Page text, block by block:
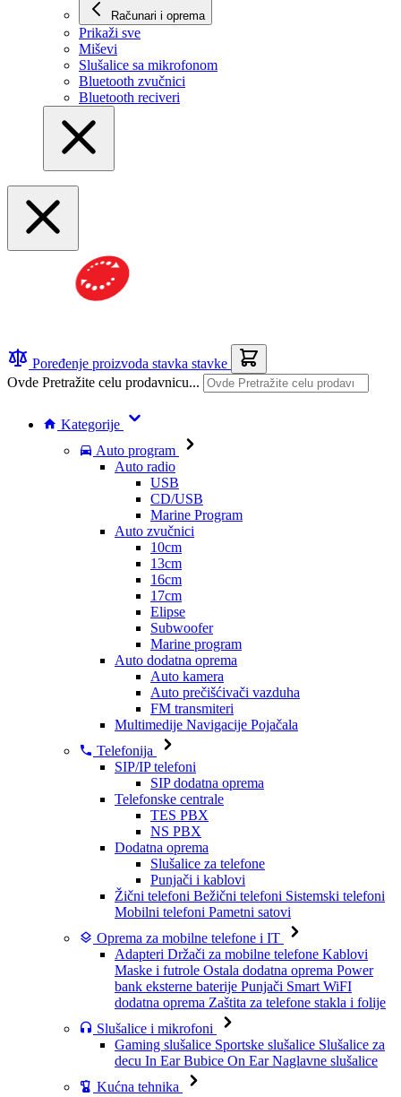
Računari i oprema
Prikaži svе
Miševi
Slušalice sa mikrofonom
Bluetooth zvučnici
Bluetooth reciveri
Poređenje proizvoda stavka stavke
Ovde Pretražite celu prodavnicu...
Kategorije
Auto program
Auto radio
USB
CD/USB
Marine Program
Auto zvučnici
10cm
13cm
16cm
17cm
Elipse
Subwoofer
Marine program
Auto dodatna oprema
Auto kamera
Auto prečišćivači vazduha
FM transmiteri
Multimedije Navigacije Pojačala
Telefonija
SIP/IP telefoni
SIP dodatna oprema
Telefonske centrale
TES PBX
NS PBX
Dodatna oprema
Slušalice za telefone
Punjači i kablovi
Žični telefoni Bežični telefoni Sistemski telefoni
Mobilni telefoni Pametni satovi
Oprema za mobilne telefone i IT
Adapteri Držači za mobilne telefone Kablovi
Maske i futrole Ostala dodatna oprema Power
bank eksterne baterije Punjači Smart WiFI
dodatna oprema Zaštita za telefone stakla i folije
Slušalice i mikrofoni
Gaming slušalice Sportske slušalice Slušalice za
decu In Ear Bubice On Ear Naglavne slušalice
Kućna tehnika